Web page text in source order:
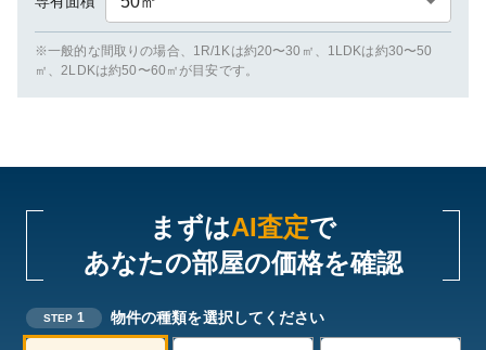
※一般的な間取りの場合、1R/1Kは約20〜30㎡、1LDKは約30〜50
㎡、2LDKは約50〜60㎡が目安です。
まずはAI査定で
あなたの部屋の価格を確認
STEP 1 物件の種類を選択してください